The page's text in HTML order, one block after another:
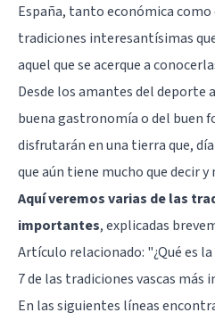
España, tanto económica
tradiciones interesantísimas
aquel que se acerque a
Desde los amantes del deporte
buena gastronomía o del buen
disfrutarán en una tierra que,
que aún tiene mucho que decir y
Aquí veremos varias de las
importantes, explicadas
Artículo relacionado: "¿Qué es
7 de las tradiciones vascas
En las siguientes líneas